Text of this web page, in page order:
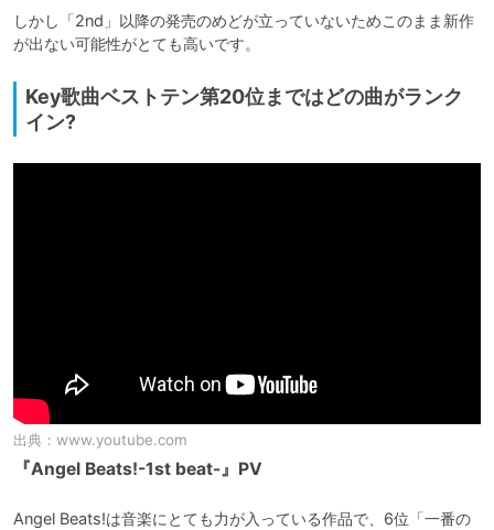
しかし「2nd」以降の発売のめどが立っていないためこのまま新作
が出ない可能性がとても高いです。
Key歌曲ベストテン第20位まではどの曲がランク
イン?
出典： www.youtube.com
『Angel Beats!-1st beat-』PV
Angel Beats!は音楽にとても力が入っている作品で、6位「一番の